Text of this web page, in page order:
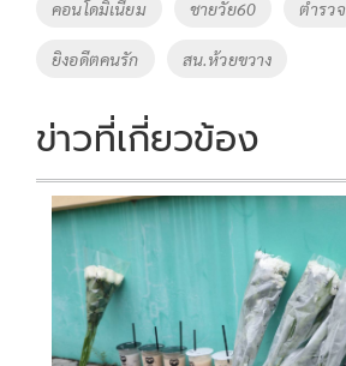
Tags
คอนโดมิเนียม ชายวัย60 ตำรวจ
ยิงอดีตคนรัก สน.ห้วยขวาง
ข่าวที่เกี่ยวข้อง